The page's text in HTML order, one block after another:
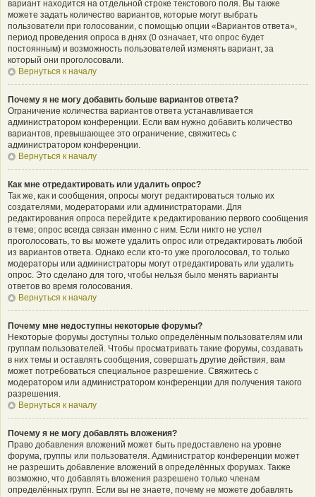
вариант находится на отдельной строке текстового поля. Вы также
можете задать количество вариантов, которые могут выбрать
пользователи при голосовании, с помощью опции «Вариантов ответа»,
период проведения опроса в днях (0 означает, что опрос будет
постоянным) и возможность пользователей изменять вариант, за
который они проголосовали.
Вернуться к началу
Почему я не могу добавить больше вариантов ответа?
Ограничение количества вариантов ответа устанавливается
администратором конференции. Если вам нужно добавить количество
вариантов, превышающее это ограничение, свяжитесь с
администратором конференции.
Вернуться к началу
Как мне отредактировать или удалить опрос?
Так же, как и сообщения, опросы могут редактироваться только их
создателями, модераторами или администраторами. Для
редактирования опроса перейдите к редактированию первого сообщения
в теме; опрос всегда связан именно с ним. Если никто не успел
проголосовать, то вы можете удалить опрос или отредактировать любой
из вариантов ответа. Однако если кто-то уже проголосовал, то только
модераторы или администраторы могут отредактировать или удалить
опрос. Это сделано для того, чтобы нельзя было менять варианты
ответов во время голосования.
Вернуться к началу
Почему мне недоступны некоторые форумы?
Некоторые форумы доступны только определённым пользователям или
группам пользователей. Чтобы просматривать такие форумы, создавать
в них темы и оставлять сообщения, совершать другие действия, вам
может потребоваться специальное разрешение. Свяжитесь с
модератором или администратором конференции для получения такого
разрешения.
Вернуться к началу
Почему я не могу добавлять вложения?
Право добавления вложений может быть предоставлено на уровне
форума, группы или пользователя. Администратор конференции может
не разрешить добавление вложений в определённых форумах. Также
возможно, что добавлять вложения разрешено только членам
определённых групп. Если вы не знаете, почему не можете добавлять